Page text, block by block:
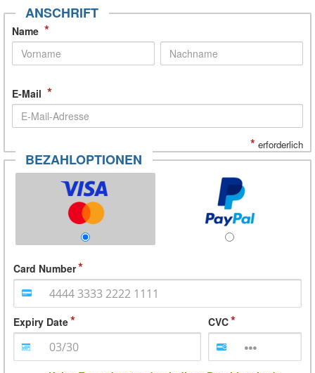
ANSCHRIFT
Name *
E-Mail *
* erforderlich
BEZAHLOPTIONEN
Card Number
Expiry Date CVC